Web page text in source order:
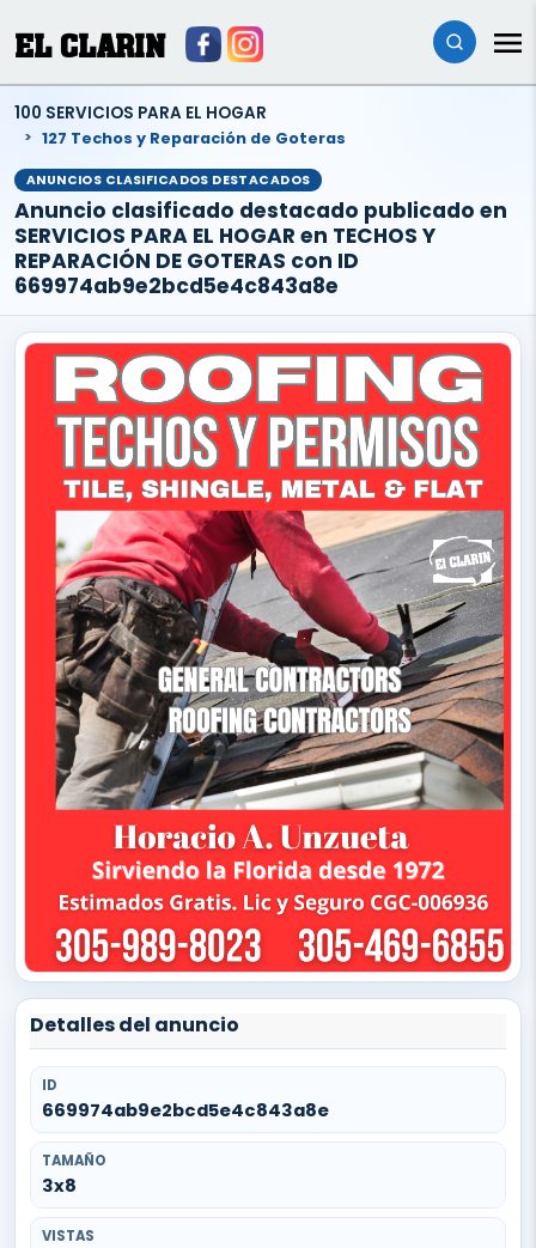
EL CLARIN
100 SERVICIOS PARA EL HOGAR
127 Techos y Reparación de Goteras
ANUNCIOS CLASIFICADOS DESTACADOS
Anuncio clasificado destacado publicado en
SERVICIOS PARA EL HOGAR en TECHOS Y
REPARACIÓN DE GOTERAS con ID
669974ab9e2bcd5e4c843a8e
Detalles del anuncio
ID
669974ab9e2bcd5e4c843a8e
TAMAÑO
3x8
VISTAS